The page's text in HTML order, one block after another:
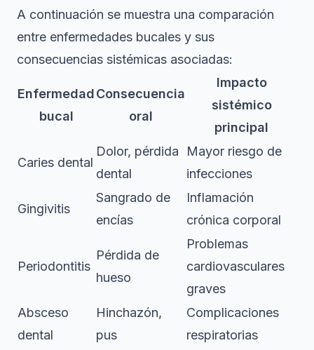
A continuación se muestra una comparación
entre enfermedades bucales y sus
consecuencias sistémicas asociadas:
Enfermedad
bucal
Consecuencia
oral
Impacto
sistémico
principal
Caries dental
Dolor, pérdida
dental
Mayor riesgo de
infecciones
Gingivitis
Sangrado de
encías
Inflamación
crónica corporal
Periodontitis
Pérdida de
hueso
Problemas
cardiovasculares
graves
Absceso
dental
Hinchazón,
pus
Complicaciones
respiratorias